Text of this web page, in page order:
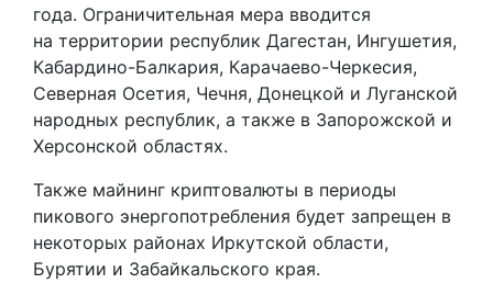
года. Ограничительная мера вводится
на территории республик Дагестан, Ингушетия,
Кабардино-Балкария, Карачаево-Черкесия,
Северная Осетия, Чечня, Донецкой и Луганской
народных республик, а также в Запорожской и
Херсонской областях.
Также майнинг криптовалюты в периоды
пикового энергопотребления будет запрещен в
некоторых районах Иркутской области,
Бурятии и Забайкальского края.